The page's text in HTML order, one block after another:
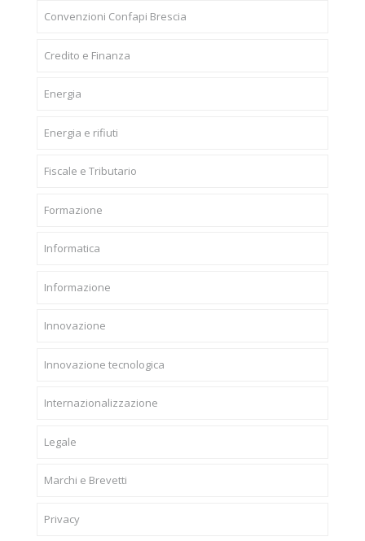
Convenzioni Confapi Brescia
Credito e Finanza
Energia
Energia e rifiuti
Fiscale e Tributario
Formazione
Informatica
Informazione
Innovazione
Innovazione tecnologica
Internazionalizzazione
Legale
Marchi e Brevetti
Privacy